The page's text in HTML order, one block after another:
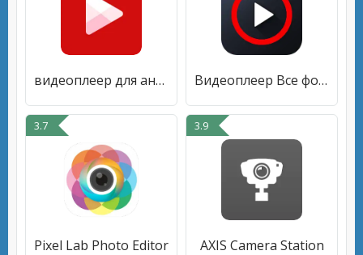
видеоплеер для андроид Видеоплеер Все форматы HD
3.7
Pixel Lab Photo Editor
3.9
AXIS Camera Station